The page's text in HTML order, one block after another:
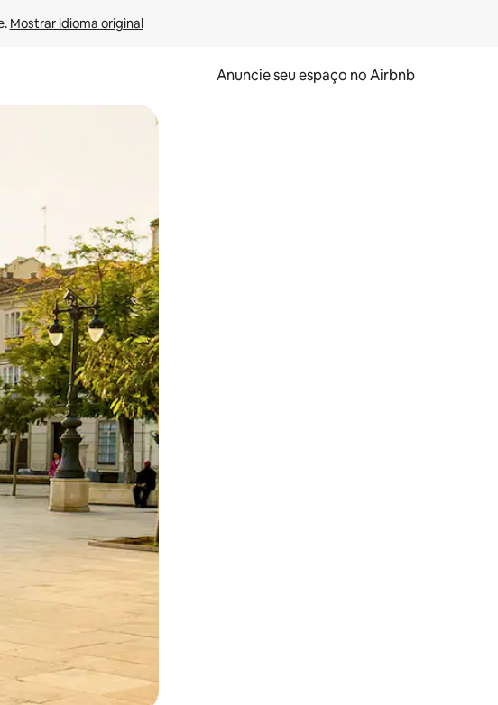
Mostrar idioma original
Anuncie seu espaço no Airbnb
ou tocando e deslizando o dedo na tela.